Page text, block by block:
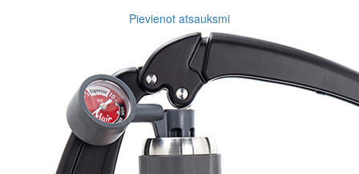
Pievienot atsauksmi